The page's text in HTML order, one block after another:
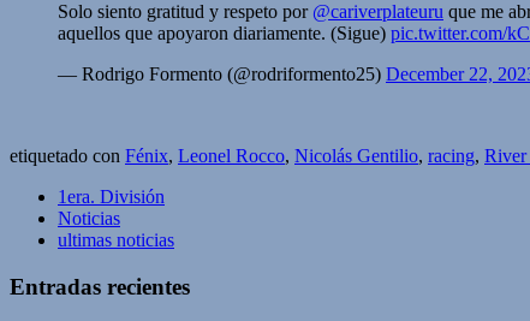
Solo siento gratitud y respeto por @cariverplateuru que me
aquellos que apoyaron diariamente. (Sigue) pic.twitter.com/
— Rodrigo Formento (@rodriformento25) December 22,
etiquetado con Fénix, Leonel Rocco, Nicolás Gentilio, racing, River
1era. División
Noticias
ultimas noticias
Entradas recientes